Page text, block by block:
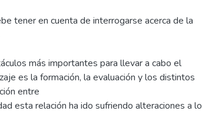
tener en cuenta de interrogarse acerca de la
más importantes para llevar a cabo el
es la formación, la evaluación y los distintos
entre
esta relación ha ido sufriendo alteraciones a lo